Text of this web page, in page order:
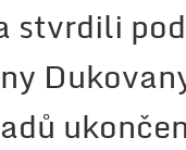
stvrdili